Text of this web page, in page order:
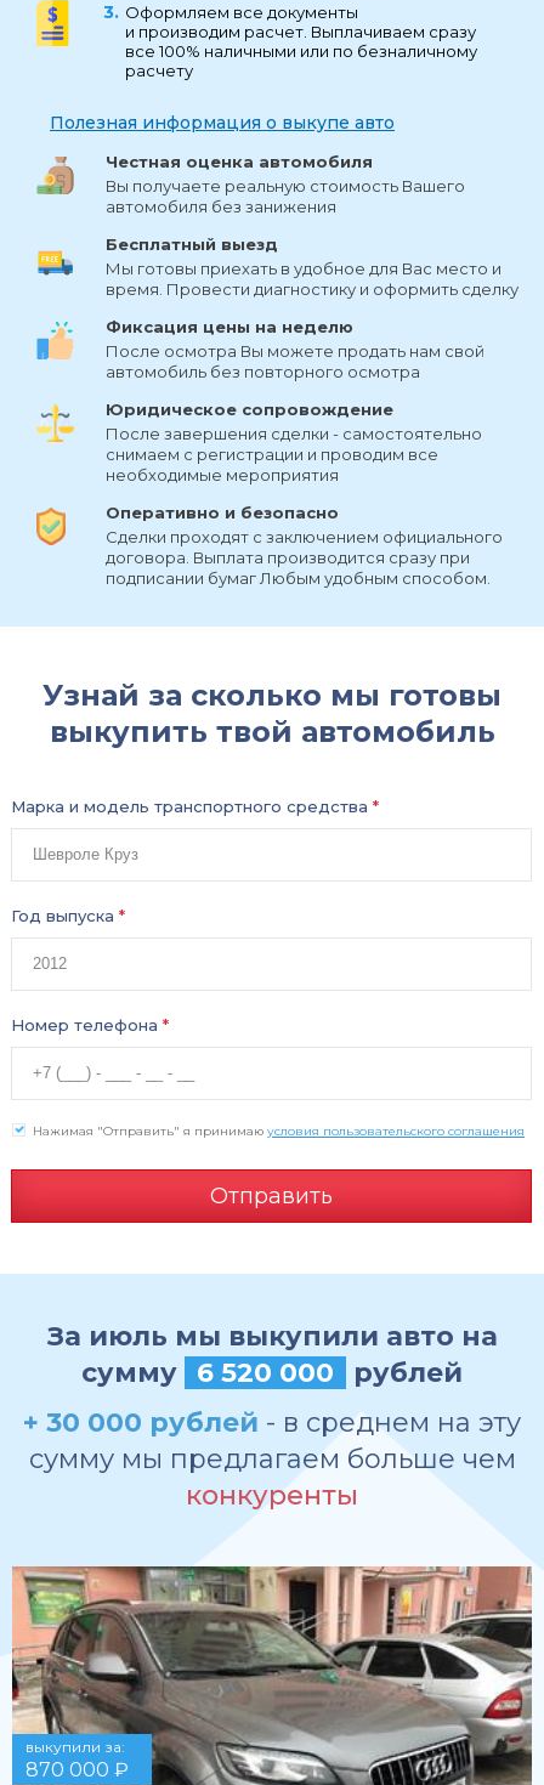
Оформляем все документы
и производим расчет. Выплачиваем сразу
все 100% наличными или по безналичному
расчету
Полезная информация о выкупе авто
Честная оценка автомобиля
Вы получаете реальную стоимость Вашего
автомобиля без занижения
Бесплатный выезд
Мы готовы приехать в удобное для Вас место и
время. Провести диагностику и оформить сделку
Фиксация цены на неделю
После осмотра Вы можете продать нам свой
автомобиль без повторного осмотра
Юридическое сопровождение
После завершения сделки - самостоятельно
снимаем с регистрации и проводим все
необходимые мероприятия
Оперативно и безопасно
Сделки проходят с заключением официального
договора. Выплата производится сразу при
подписании бумаг Любым удобным способом.
Узнай за сколько мы готовы
выкупить твой автомобиль
Марка и модель транспортного средства *
Год выпуска *
Номер телефона *
Отправить
Нажимая "Отправить" я принимаю условия пользовательского соглашения
За июль мы выкупили авто на
сумму
6 520 000
рублей
+ 30 000 рублей - в среднем на эту
сумму мы предлагаем больше чем
конкуренты
выкупили за:
870 000 ₽